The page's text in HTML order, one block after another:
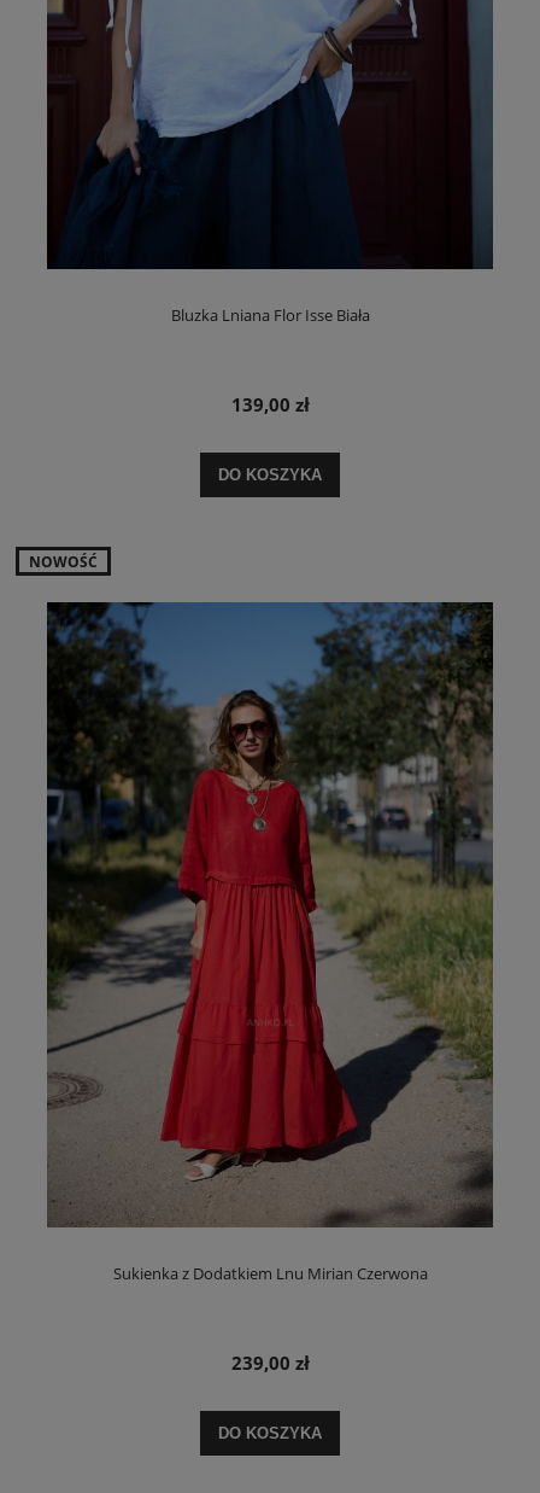
Bluzka Lniana Flor Isse Biała
139,00 zł
DO KOSZYKA
Sukienka z Dodatkiem Lnu Mirian Czerwona
239,00 zł
DO KOSZYKA
NOWOŚĆ